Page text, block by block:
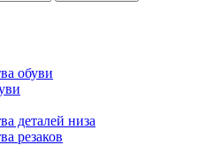
обуви
деталей низа
резаков